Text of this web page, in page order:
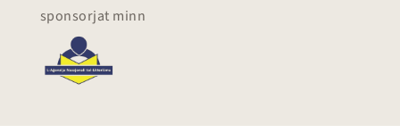
sponsorjat minn